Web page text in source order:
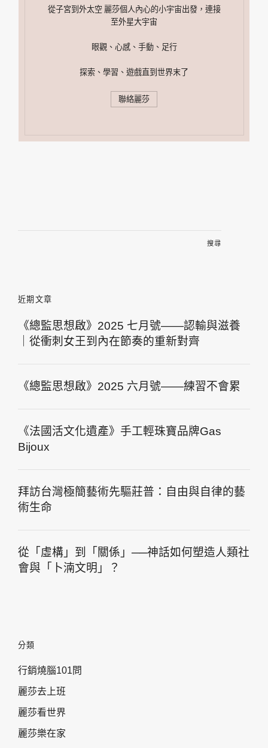
從子宮到外太空 麗莎個人內心的小宇宙出發，連接
至外星大宇宙
眼觀、心感、手動、足行
探索、學習、遊戲直到世界末了
聯絡麗莎
近期文章
《總監思想啟》2025 七月號——認輸與滋養
｜從衝刺女王到內在節奏的重新對齊
《總監思想啟》2025 六月號——練習不會累
《法國活文化遺產》手工輕珠寶品牌Gas
Bijoux
拜訪台灣極簡藝術先驅莊普：自由與自律的藝
術生命
從「虛構」到「關係」──神話如何塑造人類社
會與「卜湳文明」？
分類
行銷燒腦101問
麗莎去上班
麗莎看世界
麗莎樂在家